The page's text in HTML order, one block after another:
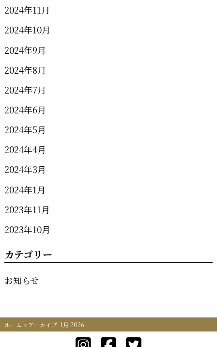
2024年11月
2024年10月
2024年9月
2024年8月
2024年7月
2024年6月
2024年5月
2024年4月
2024年3月
2024年1月
2023年11月
2023年10月
カテゴリー
お知らせ
ホーム » アーカイブ: 1月 2026